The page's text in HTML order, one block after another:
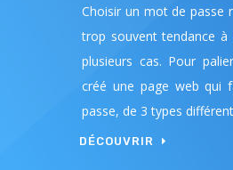
Choisir un mot de passe
trop souvent tendance
plusieurs cas. Pour
créé une page web qui
passe, de 3 types
DÉCOUVRIR